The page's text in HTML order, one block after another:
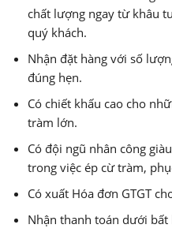
chất lượng ngay từ khâu
quý khách.
Nhận đặt hàng với số
đúng hẹn.
Có chiết khấu cao cho
tràm lớn.
Có đội ngũ nhân công
trong việc ép cừ tràm,
Có xuất Hóa đơn GTGT
Nhận thanh toán dưới